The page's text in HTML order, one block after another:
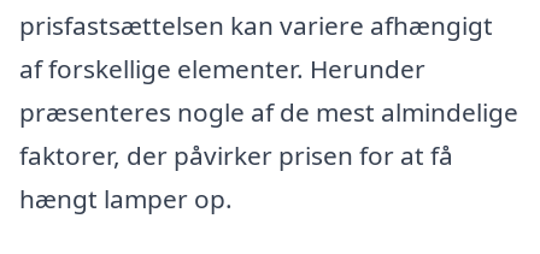
prisfastsættelsen kan variere afhængigt
af forskellige elementer. Herunder
præsenteres nogle af de mest almindelige
faktorer, der påvirker prisen for at få
hængt lamper op.